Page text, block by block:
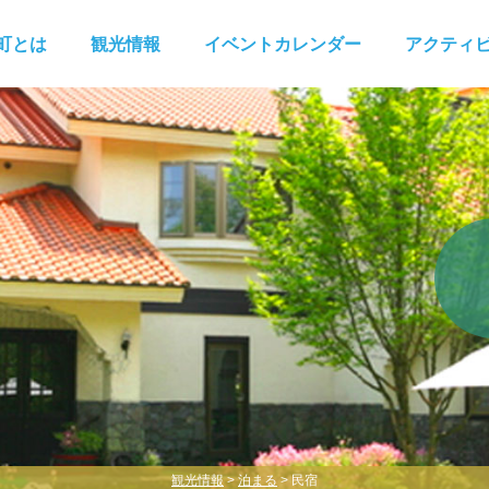
とは 観光情報 イベントカレンダー アクティ
観光情報>泊まる > 民宿